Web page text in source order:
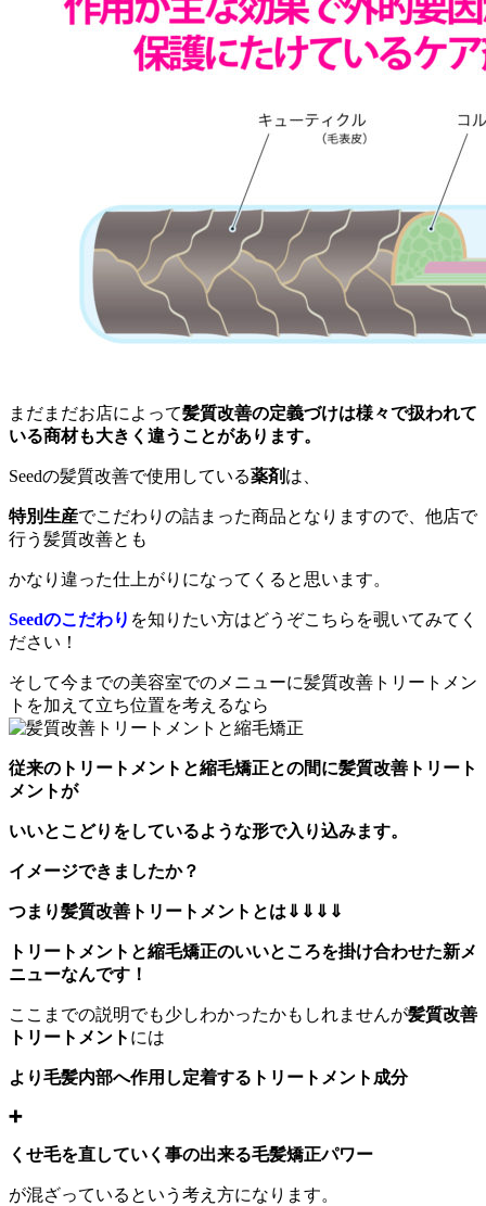
まだまだお店によって髪質改善の定義づけは様々で扱われて
いる商材も大きく違うことがあります。
Seedの髪質改善で使用している薬剤 は、
特別生産でこだわりの詰まった商品となりますので、他店で
行う髪質改善とも
かなり違った仕上がりになってくると思います。
Seedのこだわり を知りたい方はどうぞこちらを覗いてみてく
ださい！
そして今までの美容室でのメニューに髪質改善トリートメン
トを加えて立ち位置を考えるなら
従来のトリートメントと縮毛矯正との間に髪質改善トリート
メントが
いいとこどりをしているような形で入り込みます。
イメージできましたか？
つまり髪質改善トリートメントとは⇓⇓⇓⇓
トリートメントと縮毛矯正のいいところを掛け合わせた新メ
ニューなんです！
ここまでの説明でも少しわかったかもしれませんが髪質改善
トリートメント には
より毛髪内部へ作用し定着するトリートメント成分
➕
くせ毛を直していく事の出来る毛髪矯正パワー
が混ざっているという考え方になります。